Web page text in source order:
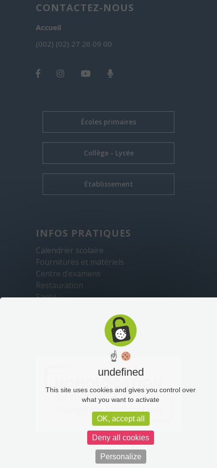
CONTACTEZ-NOUS
Accueil
(002) (02) 27 26 09 00
Écoles primaires
Collège - Lycée
Établissement
INFOS PRATIQUES
Calendrier scolaire
Fournitures et matériels
Centre d’examens
Restauration
Santé
Mentions légales
☝
undefined
This site uses cookies and gives you control over
what you want to activate
OK, accept all
Deny all cookies
Personalize